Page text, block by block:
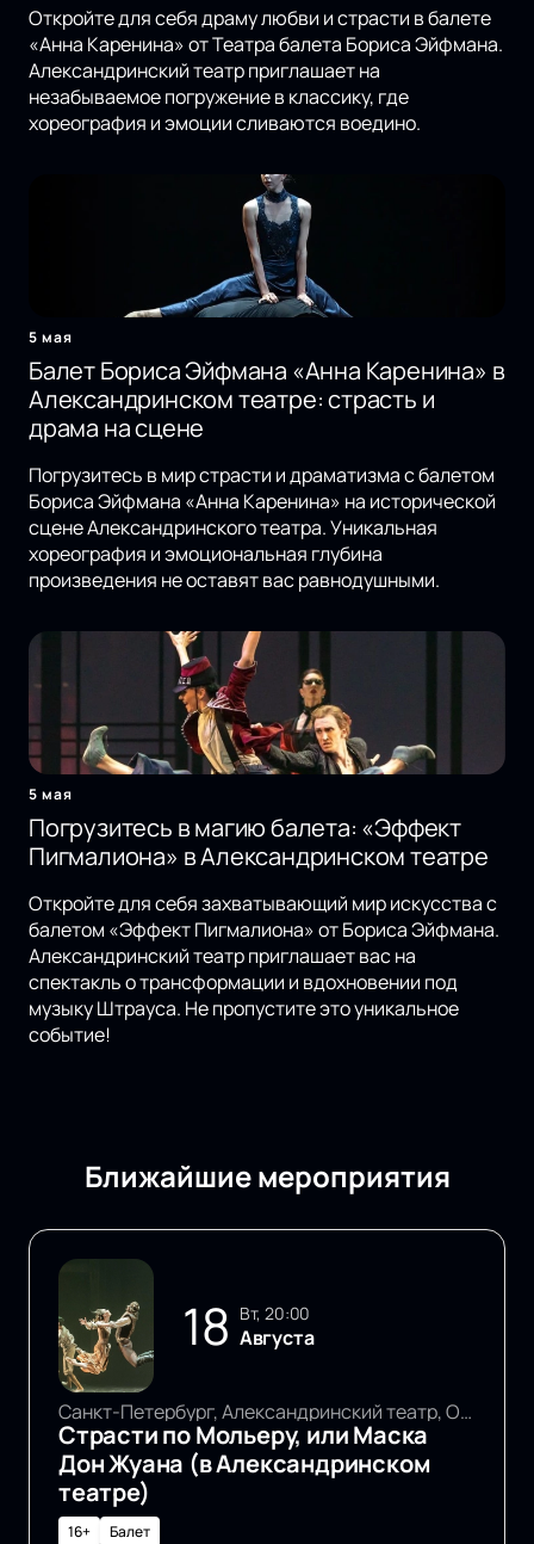
Откройте для себя драму любви и страсти в балете
«Анна Каренина» от Театра балета Бориса Эйфмана.
Александринский театр приглашает на
незабываемое погружение в классику, где
хореография и эмоции сливаются воедино.
5 мая
Балет Бориса Эйфмана «Анна Каренина» в
Александринском театре: страсть и
драма на сцене
Погрузитесь в мир страсти и драматизма с балетом
Бориса Эйфмана «Анна Каренина» на исторической
сцене Александринского театра. Уникальная
хореография и эмоциональная глубина
произведения не оставят вас равнодушными.
5 мая
Погрузитесь в магию балета: «Эффект
Пигмалиона» в Александринском театре
Откройте для себя захватывающий мир искусства с
балетом «Эффект Пигмалиона» от Бориса Эйфмана.
Александринский театр приглашает вас на
спектакль о трансформации и вдохновении под
музыку Штрауса. Не пропустите это уникальное
событие!
Ближайшие мероприятия
18 вт, 20:00
Августа
Санкт-Петербург, Александринский театр, Основная сцена
Страсти по Мольеру, или Маска
Дон Жуана (в Александринском
театре)
16+ Балет